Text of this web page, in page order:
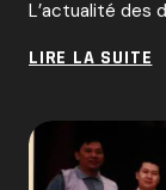
L’actualité des
LIRE LA SUITE
: